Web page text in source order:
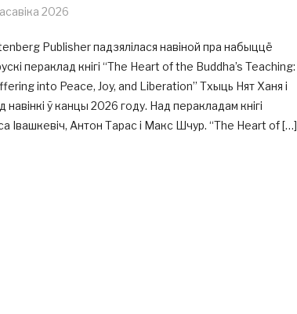
2026
Publisher падзялілася навіной пра набыццё
пераклад кнігі “The Heart of the Buddha’s Teaching:
into Peace, Joy, and Liberation” Тхыць Нят Ханя і
ў канцы 2026 году. Над перакладам кнігі
Івашкевіч, Антон Тарас і Макс Шчур. “The Heart of […]